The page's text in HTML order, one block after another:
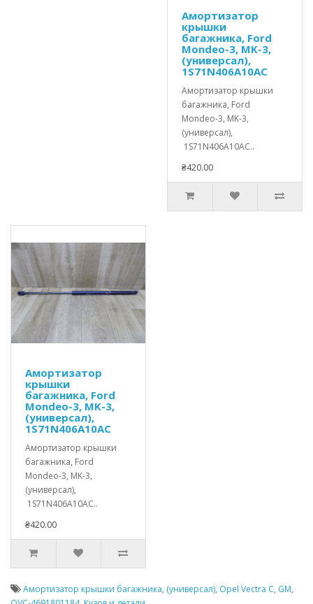
Амортизатор
крышки
багажника, Ford
Mondeo-3, MK-3,
(универсал),
1S71N406A10AC
Амортизатор крышки
багажника, Ford
Mondeo-3, MK-3,
(универсал),
1S71N406A10AC..
₴420.00
Амортизатор
крышки
багажника, Ford
Mondeo-3, MK-3,
(универсал),
1S71N406A10AC
Амортизатор крышки
багажника, Ford
Mondeo-3, MK-3,
(универсал),
1S71N406A10AC..
₴420.00
Амортизатор крышки багажника, (универсал), Opel Vectra C, GM,